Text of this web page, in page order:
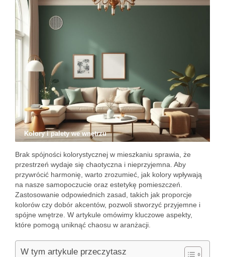
Kolory i palety we wnętrzu
Brak spójności kolorystycznej w mieszkaniu sprawia, że
przestrzeń wydaje się chaotyczna i nieprzyjemna. Aby
przywrócić harmonię, warto zrozumieć, jak kolory wpływają
na nasze samopoczucie oraz estetykę pomieszczeń.
Zastosowanie odpowiednich zasad, takich jak proporcje
kolorów czy dobór akcentów, pozwoli stworzyć przyjemne i
spójne wnętrze. W artykule omówimy kluczowe aspekty,
które pomogą uniknąć chaosu w aranżacji.
W tym artykule przeczytasz